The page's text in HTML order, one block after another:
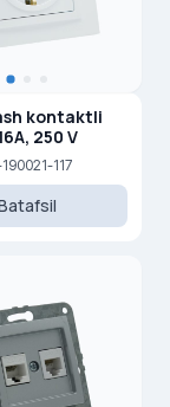
kontaktli
250 V
117